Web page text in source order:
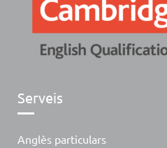
Serveis
Anglès particulars